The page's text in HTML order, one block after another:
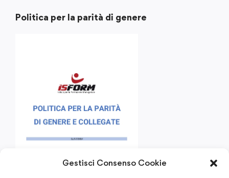
Gestisci Consenso Cookie
Politica per la parità di genere